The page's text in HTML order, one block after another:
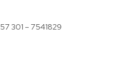
301 – 7541829